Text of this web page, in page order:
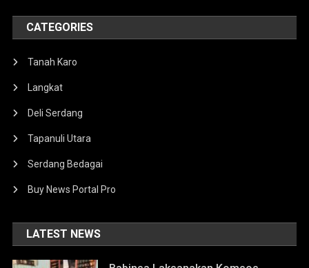
CATEGORIES
Tanah Karo
Langkat
Deli Serdang
Tapanuli Utara
Serdang Bedagai
Buy News Portal Pro
LATEST NEWS